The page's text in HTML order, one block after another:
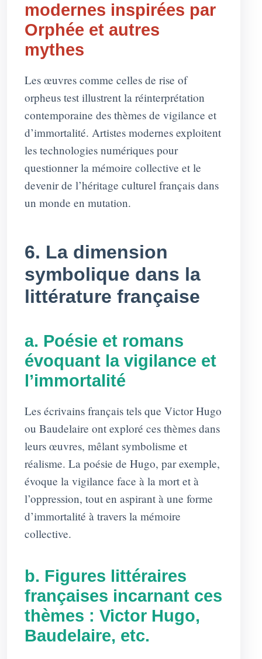
modernes inspirées par
Orphée et autres
mythes
Les œuvres comme celles de rise of
orpheus test illustrent la réinterprétation
contemporaine des thèmes de vigilance et
d’immortalité. Artistes modernes exploitent
les technologies numériques pour
questionner la mémoire collective et le
devenir de l’héritage culturel français dans
un monde en mutation.
6. La dimension
symbolique dans la
littérature française
a. Poésie et romans
évoquant la vigilance et
l’immortalité
Les écrivains français tels que Victor Hugo
ou Baudelaire ont exploré ces thèmes dans
leurs œuvres, mêlant symbolisme et
réalisme. La poésie de Hugo, par exemple,
évoque la vigilance face à la mort et à
l’oppression, tout en aspirant à une forme
d’immortalité à travers la mémoire
collective.
b. Figures littéraires
françaises incarnant ces
thèmes : Victor Hugo,
Baudelaire, etc.